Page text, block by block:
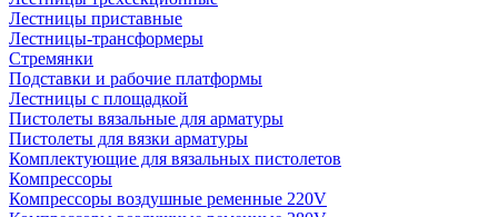
Лестницы приставные
Лестницы-трансформеры
Стремянки
Подставки и рабочие платформы
Лестницы с площадкой
Пистолеты вязальные для арматуры
Пистолеты для вязки арматуры
Комплектующие для вязальных пистолетов
Компрессоры
Компрессоры воздушные ременные 220V